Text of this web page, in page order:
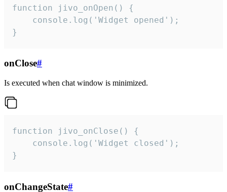
function jivo_onOpen() {
    console.log('Widget opened');
}
onClose#
Is executed when chat window is minimized.
function jivo_onClose() {
    console.log('Widget closed');
}
onChangeState#